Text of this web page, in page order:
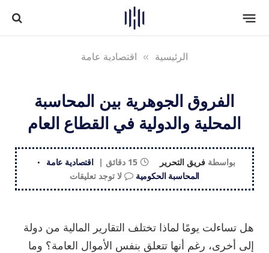
الرئيسية » اقتصادية عامة
الفروق الجوهرية بين المحاسبة
المحلية والدولية في القطاع العام
بواسطة فريق التحرير 15 دقائق
اقتصادية عامة
المحاسبة الحكومية
لا توجد تعليقات
هل تساءلت يومًا لماذا تختلف التقارير المالية من دولة
إلى أخرى، رغم أنها تتعلق بنفس الأموال العامة؟ وما